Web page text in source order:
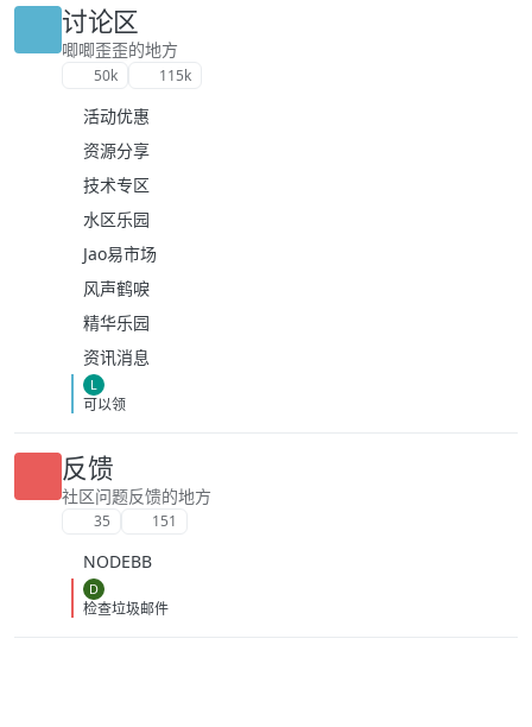
讨论区
唧唧歪歪的地方
50k 115k
活动优惠
资源分享
技术专区
水区乐园
Jao易市场
风声鹤唳
精华乐园
资讯消息
L
可以领
反馈
社区问题反馈的地方
35 151
NODEBB
D
检查垃圾邮件